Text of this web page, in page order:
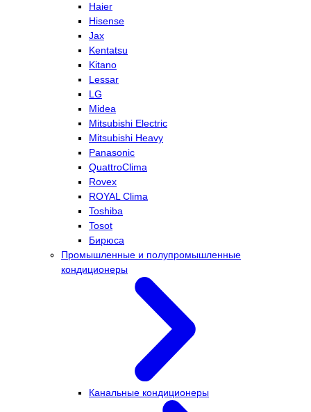
Haier
Hisense
Jax
Kentatsu
Kitano
Lessar
LG
Midea
Mitsubishi Electric
Mitsubishi Heavy
Panasonic
QuattroClima
Rovex
ROYAL Clima
Toshiba
Tosot
Бирюса
Промышленные и полупромышленные
кондиционеры
Канальные кондиционеры